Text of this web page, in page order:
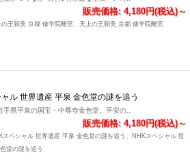
販売価格: 4,180円(税込)～
の王朝美 京都 修学院離宮、天上の王朝美 京都 修学院離宮
ル 世界遺産 平泉 金色堂の謎を追う
手県平泉の国宝・中尊寺金色堂。平安の..
販売価格: 4,180円(税込)～
スペシャル 世界遺産 平泉 金色堂の謎を追う、NHKスペシャル 世
堂の謎を追う